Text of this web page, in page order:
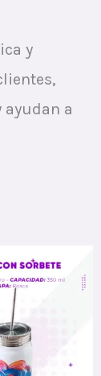
y
ayudan a